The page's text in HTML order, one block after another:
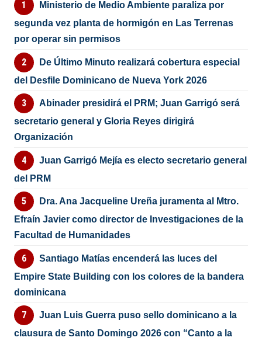
Ministerio de Medio Ambiente paraliza por
segunda vez planta de hormigón en Las Terrenas
por operar sin permisos
De Último Minuto realizará cobertura especial
del Desfile Dominicano de Nueva York 2026
Abinader presidirá el PRM; Juan Garrigó será
secretario general y Gloria Reyes dirigirá
Organización
Juan Garrigó Mejía es electo secretario general
del PRM
Dra. Ana Jacqueline Ureña juramenta al Mtro.
Efraín Javier como director de Investigaciones de la
Facultad de Humanidades
Santiago Matías encenderá las luces del
Empire State Building con los colores de la bandera
dominicana
Juan Luis Guerra puso sello dominicano a la
clausura de Santo Domingo 2026 con “Canto a la